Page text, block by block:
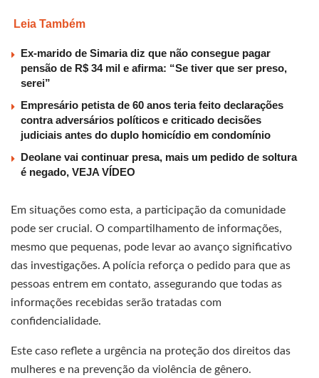
Leia Também
Ex-marido de Simaria diz que não consegue pagar
pensão de R$ 34 mil e afirma: “Se tiver que ser preso,
serei”
Empresário petista de 60 anos teria feito declarações
contra adversários políticos e criticado decisões
judiciais antes do duplo homicídio em condomínio
Deolane vai continuar presa, mais um pedido de soltura
é negado, VEJA VÍDEO
Em situações como esta, a participação da comunidade
pode ser crucial. O compartilhamento de informações,
mesmo que pequenas, pode levar ao avanço significativo
das investigações. A polícia reforça o pedido para que as
pessoas entrem em contato, assegurando que todas as
informações recebidas serão tratadas com
confidencialidade.
Este caso reflete a urgência na proteção dos direitos das
mulheres e na prevenção da violência de gênero.